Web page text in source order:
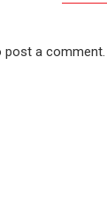
post a comment.